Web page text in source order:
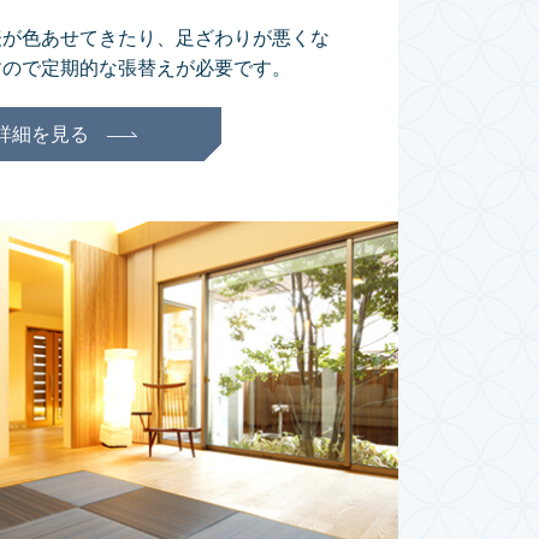
色あせてきたり、足ざわりが悪くな
で定期的な張替えが必要です。
細を見る